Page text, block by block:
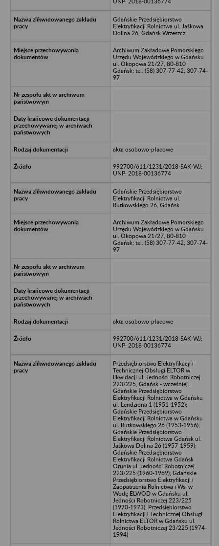
Gdańskie Przedsiębiorstwo
Elektryfikacji Rolnictwa ul. Jaśkowa
Dolina 26, Gdańsk Wrzeszcz
Archiwum Zakładowe Pomorskiego
Urzędu Wojewódzkiego w Gdańsku
ul. Okopowa 21/27, 80-810
Gdańsk; tel. (58) 307-77-42, 307-74-
97
akta osobowo-płacowe
992700/611/1231/2018-SAK-WJ;
UNP: 2018-00136774
Gdańskie Przedsiębiorstwo
Elektryfikacji Rolnictwa ul.
Rutkowskiego 26, Gdańsk
Archiwum Zakładowe Pomorskiego
Urzędu Wojewódzkiego w Gdańsku
ul. Okopowa 21/27, 80-810
Gdańsk; tel. (58) 307-77-42, 307-74-
97
akta osobowo-płacowe
992700/611/1231/2018-SAK-WJ;
UNP: 2018-00136774
Przedsiębiorstwo Elektryfikacji i
Technicznej Obsługi ELTOR w
likwidacji ul. Jedności Robotniczej
223/225, Gdańsk - wcześniej:
Gdańskie Przedsiębiorstwo
Elektryfikacji Rolnictwa w Gdańsku
ul. Lendziona 1 (1951-1952);
Gdańskie Przedsiębiorstwo
Elektryfikacji Rolnictwa w Gdańsku
ul. Rutkowskiego 26 (1953-1956);
Gdańskie Przedsiębiorstwo
Elektryfikacji Rolnictwa Gdańsk ul.
Jaśkowa Dolina 26 (1957-1959);
Gdańskie Przedsiębiorstwo
Elektryfikacji Rolnictwa Gdańsk
Orunia ul. Jedności Robotniczej
223/225 (1960-1969); Gdańskie
Przedsiębiorstwo Elektryfikacji i
Zaopatrzenia Rolnictwa i Wsi w
Wodę ELWOD w Gdańsku ul.
Jedności Robotniczej 223/225
(1970-1973); Przedsiębiorstwo
Elektryfikacji i Technicznej Obsługi
Rolnictwa ELTOR w Gdańsku ul.
Jedności Robotniczej 23/225 (1974-
1994)